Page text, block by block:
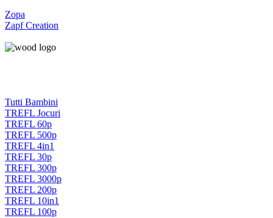
Zopa
Zapf Creation
Tutti Bambini
TREFL Jocuri
TREFL 60p
TREFL 500p
TREFL 4in1
TREFL 30p
TREFL 300p
TREFL 3000p
TREFL 200p
TREFL 10in1
TREFL 100p